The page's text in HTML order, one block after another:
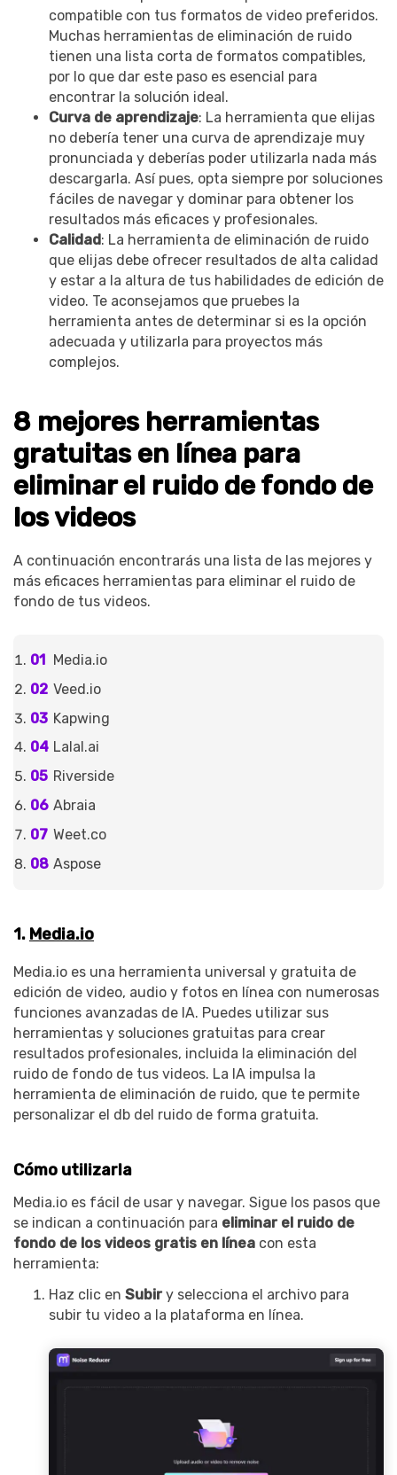
compatible con tus formatos de video preferidos.
Muchas herramientas de eliminación de ruido
tienen una lista corta de formatos compatibles,
por lo que dar este paso es esencial para
encontrar la solución ideal.
Curva de aprendizaje: La herramienta que elijas
no debería tener una curva de aprendizaje muy
pronunciada y deberías poder utilizarla nada más
descargarla. Así pues, opta siempre por soluciones
fáciles de navegar y dominar para obtener los
resultados más eficaces y profesionales.
Calidad: La herramienta de eliminación de ruido
que elijas debe ofrecer resultados de alta calidad
y estar a la altura de tus habilidades de edición de
video. Te aconsejamos que pruebes la
herramienta antes de determinar si es la opción
adecuada y utilizarla para proyectos más
complejos.
8 mejores herramientas
gratuitas en línea para
eliminar el ruido de fondo de
los videos
A continuación encontrarás una lista de las mejores y
más eficaces herramientas para eliminar el ruido de
fondo de tus videos.
Media.io
Veed.io
Kapwing
Lalal.ai
Riverside
Abraia
Weet.co
Aspose
1. Media.io
Media.io es una herramienta universal y gratuita de
edición de video, audio y fotos en línea con numerosas
funciones avanzadas de IA. Puedes utilizar sus
herramientas y soluciones gratuitas para crear
resultados profesionales, incluida la eliminación del
ruido de fondo de tus videos. La IA impulsa la
herramienta de eliminación de ruido, que te permite
personalizar el db del ruido de forma gratuita.
Cómo utilizarla
Media.io es fácil de usar y navegar. Sigue los pasos que
se indican a continuación para eliminar el ruido de
fondo de los videos gratis en línea con esta
herramienta:
Haz clic en Subiry selecciona el archivo para
subir tu video a la plataforma en línea.